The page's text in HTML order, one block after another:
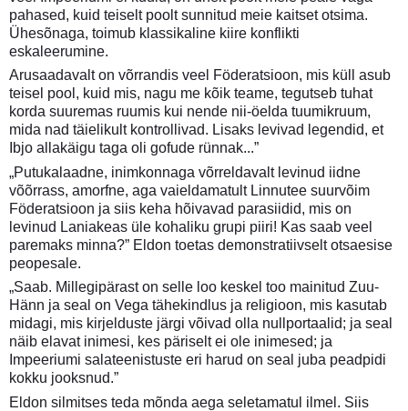
pahased, kuid teiselt poolt sunnitud meie kaitset otsima.
Ühesõnaga, toimub klassikaline kiire konflikti
eskaleerumine.
Arusaadavalt on võrrandis veel Föderatsioon, mis küll asub
teisel pool, kuid mis, nagu me kõik teame, tegutseb tuhat
korda suuremas ruumis kui nende nii-öelda tuumikruum,
mida nad täielikult kontrollivad. Lisaks levivad legendid, et
Ibjo allakäigu taga oli gofude rünnak...”
„Putukalaadne, inimkonnaga võrreldavalt levinud iidne
võõrrass, amorfne, aga vaieldamatult Linnutee suurvõim
Föderatsioon ja siis keha hõivavad parasiidid, mis on
levinud Laniakeas üle kohaliku grupi piiri! Kas saab veel
paremaks minna?” Eldon toetas demonstratiivselt otsaesise
peopesale.
„Saab. Millegipärast on selle loo keskel too mainitud Zuu-
Hänn ja seal on Vega tähekindlus ja religioon, mis kasutab
midagi, mis kirjelduste järgi võivad olla nullportaalid; ja seal
näib elavat inimesi, kes päriselt ei ole inimesed; ja
Impeeriumi salateenistuste eri harud on seal juba peadpidi
kokku jooksnud.”
Eldon silmitses teda mõnda aega seletamatul ilmel. Siis